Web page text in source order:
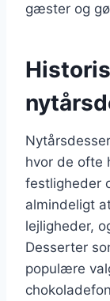
gæster og
hvor de ofte
festligheder
almindeligt
lejligheder,
Desserter
populære